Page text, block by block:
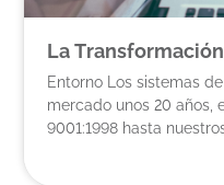
La
Entorno Los sistemas
mercado unos 20 años,
9001:1998 hasta